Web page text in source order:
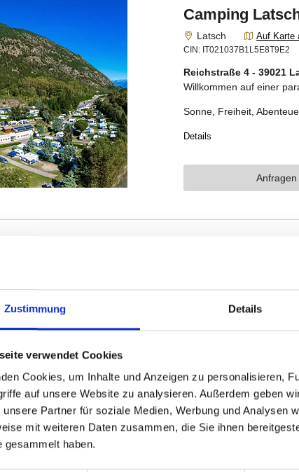
Zustimmung Details
verwendet Cookies
Cookies, um Inhalte und Anzeigen zu personalisieren,
auf unsere Website zu analysieren. Außerdem geben
unsere Partner für soziale Medien, Werbung und Analysen
mit weiteren Daten zusammen, die Sie ihnen
gesammelt haben.
Urlaub ganz nah an der Natur. Als Ferienregion für
Ansprüche, einer davon ist der Campingplatz
Camping in Latsch-Martelltal. Das Angebot ist
Auch der Campingplatz Cevedale in